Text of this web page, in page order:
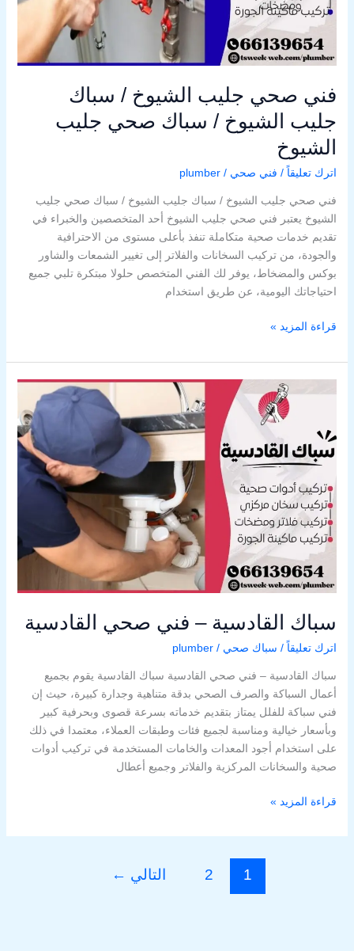
فني صحي جليب الشيوخ / سباك
جليب الشيوخ / سباك صحي جليب
الشيوخ
اترك تعليقاً / فني صحي /
plumber
فني صحي جليب الشيوخ / سباك جليب الشيوخ / سباك صحي جليب
الشيوخ يعتبر فني صحي جليب الشيوخ أحد المتخصصين والخبراء في
تقديم خدمات صحية متكاملة تنفذ بأعلى مستوى من الاحترافية
والجودة، من تركيب السخانات والفلاتر إلى تغيير الشمعات والشاور
بوكس والمضخاط، يوفر لك الفني المتخصص حلولا مبتكرة تلبي جميع
احتياجاتك اليومية، عن طريق استخدام
سباك
صحي
جليب
قراءة المزيد »
سباك القادسية – فني صحي القادسية
اترك تعليقاً / سباك صحي /
plumber
سباك القادسية – فني صحي القادسية سباك القادسية يقوم بجميع
أعمال السباكة والصرف الصحي بدقة متناهية وجدارة كبيرة، حيث إن
فني سباكة للفلل يمتاز بتقديم خدماته بسرعة قصوى وبحرفية كبير
وبأسعار خيالية ومناسبة لجميع فئات وطبقات العملاء، معتمدا في ذلك
على استخدام أجود المعدات والخامات المستخدمة في تركيب أدوات
صحية والسخانات المركزية والفلاتر وجميع أعطال
فني
صحي
قراءة المزيد »
1
2 التالي ←